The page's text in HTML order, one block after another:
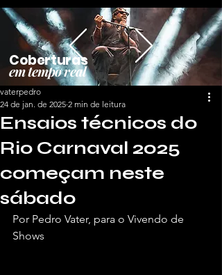
Coberturas
em tempo real
Ensaios técnicos do
Rio Carnaval 2025
começam neste
sábado
vaterpedro
24 de jan. de 2025 2 min de leitura
Por Pedro Vater, para o Vivendo de
Shows